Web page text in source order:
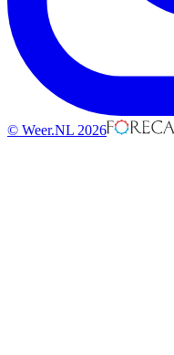
© Weer.NL 2026